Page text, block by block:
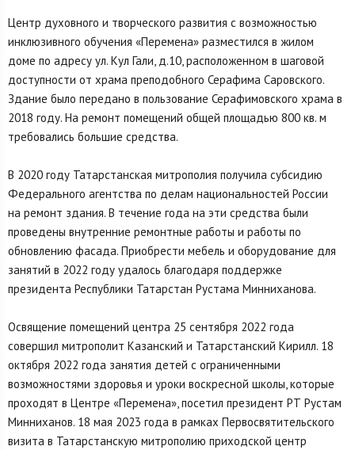
Центр духовного и творческого развития с возможностью
инклюзивного обучения «Перемена» разместился в жилом
доме по адресу ул. Кул Гали, д.10, расположенном в шаговой
доступности от храма преподобного Серафима Саровского.
Здание было передано в пользование Серафимовского храма в
2018 году. На ремонт помещений общей площадью 800 кв. м
требовались большие средства.
В 2020 году Татарстанская митрополия получила субсидию
Федерального агентства по делам национальностей России
на ремонт здания. В течение года на эти средства были
проведены внутренние ремонтные работы и работы по
обновлению фасада. Приобрести мебель и оборудование для
занятий в 2022 году удалось благодаря поддержке
президента Республики Татарстан Рустама Минниханова.
Освящение помещений центра 25 сентября 2022 года
совершил митрополит Казанский и Татарстанский Кирилл. 18
октября 2022 года занятия детей с ограниченными
возможностями здоровья и уроки воскресной школы, которые
проходят в Центре «Перемена», посетил президент РТ Рустам
Минниханов. 18 мая 2023 года в рамках Первосвятительского
визита в Татарстанскую митрополию приходской центр